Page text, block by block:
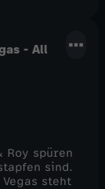
- All
Roy spüren
sind.
steht